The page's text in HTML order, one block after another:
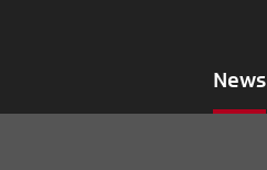
News